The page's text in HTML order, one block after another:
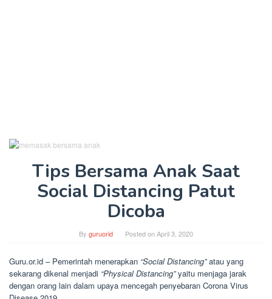
Tips Bersama Anak Saat
Social Distancing Patut
Dicoba
By guruorid Posted onApril 3, 2020
Guru.or.id – Pemerintah menerapkan “Social Distancing”atau yang
sekarang dikenal menjadi “Physical Distancing”yaitu menjaga jarak
dengan orang lain dalam upaya mencegah penyebaran Corona Virus